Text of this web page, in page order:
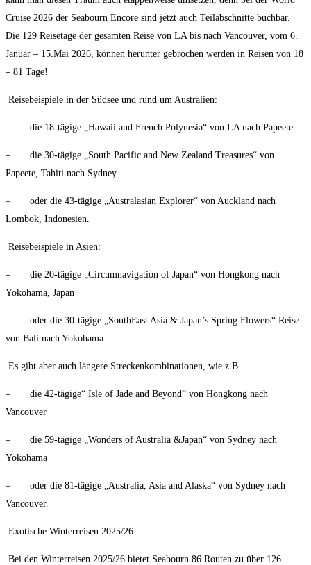
Cruise 2026 der Seabourn Encore sind jetzt auch Teilabschnitte buchbar.
Die 129 Reisetage der gesamten Reise von LA bis nach Vancouver, vom 6.
Januar – 15.Mai 2026, können herunter gebrochen werden in Reisen von 18
– 81 Tage!
Reisebeispiele in der Südsee und rund um Australien:
– die 18-tägige „Hawaii and French Polynesia“ von LA nach Papeete
– die 30-tägige „South Pacific and New Zealand Treasures“ von
Papeete, Tahiti nach Sydney
– oder die 43-tägige „Australasian Explorer“ von Auckland nach
Lombok, Indonesien.
Reisebeispiele in Asien:
– die 20-tägige „Circumnavigation of Japan“ von Hongkong nach
Yokohama, Japan
– oder die 30-tägige „SouthEast Asia & Japan’s Spring Flowers“ Reise
von Bali nach Yokohama.
Es gibt aber auch längere Streckenkombinationen, wie z.B.
– die 42-tägige“ Isle of Jade and Beyond“ von Hongkong nach
Vancouver
– die 59-tägige „Wonders of Australia &Japan“ von Sydney nach
Yokohama
– oder die 81-tägige „Australia, Asia and Alaska“ von Sydney nach
Vancouver.
Exotische Winterreisen 2025/26
Bei den Winterreisen 2025/26 bietet Seabourn 86 Routen zu über 126